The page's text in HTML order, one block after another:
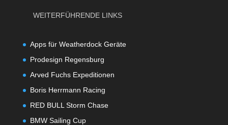
WEITERFÜHRENDE LINKS
Apps für Weatherdock Geräte
Prodesign Regensburg
Arved Fuchs Expeditionen
Boris Herrmann Racing
RED BULL Storm Chase
BMW Sailing Cup